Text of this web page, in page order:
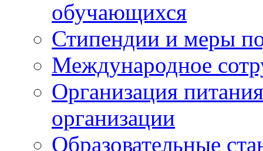
обучающихся
Стипендии и меры
Международное
Организация
организации
Образовательные